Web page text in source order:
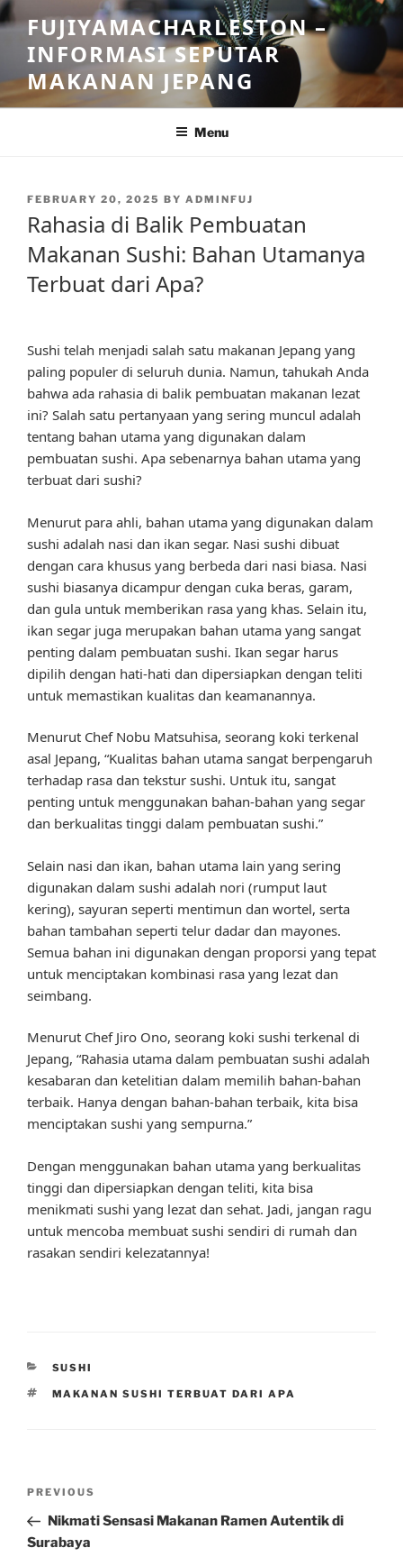
Skip
to
content
FUJIYAMACHARLESTON –
INFORMASI SEPUTAR
MAKANAN JEPANG
Menu
POSTED
FEBRUARY 20, 2025 BY ADMINFUJ
Rahasia di Balik Pembuatan
Makanan Sushi: Bahan Utamanya
Terbuat dari Apa?
Sushi telah menjadi salah satu makanan Jepang yang
paling populer di seluruh dunia. Namun, tahukah Anda
bahwa ada rahasia di balik pembuatan makanan lezat
ini? Salah satu pertanyaan yang sering muncul adalah
tentang bahan utama yang digunakan dalam
pembuatan sushi. Apa sebenarnya bahan utama yang
terbuat dari sushi?
Menurut para ahli, bahan utama yang digunakan dalam
sushi adalah nasi dan ikan segar. Nasi sushi dibuat
dengan cara khusus yang berbeda dari nasi biasa. Nasi
sushi biasanya dicampur dengan cuka beras, garam,
dan gula untuk memberikan rasa yang khas. Selain itu,
ikan segar juga merupakan bahan utama yang sangat
penting dalam pembuatan sushi. Ikan segar harus
dipilih dengan hati-hati dan dipersiapkan dengan teliti
untuk memastikan kualitas dan keamanannya.
Menurut Chef Nobu Matsuhisa, seorang koki terkenal
asal Jepang, “Kualitas bahan utama sangat berpengaruh
terhadap rasa dan tekstur sushi. Untuk itu, sangat
penting untuk menggunakan bahan-bahan yang segar
dan berkualitas tinggi dalam pembuatan sushi.”
Selain nasi dan ikan, bahan utama lain yang sering
digunakan dalam sushi adalah nori (rumput laut
kering), sayuran seperti mentimun dan wortel, serta
bahan tambahan seperti telur dadar dan mayones.
Semua bahan ini digunakan dengan proporsi yang tepat
untuk menciptakan kombinasi rasa yang lezat dan
seimbang.
Menurut Chef Jiro Ono, seorang koki sushi terkenal di
Jepang, “Rahasia utama dalam pembuatan sushi adalah
kesabaran dan ketelitian dalam memilih bahan-bahan
terbaik. Hanya dengan bahan-bahan terbaik, kita bisa
menciptakan sushi yang sempurna.”
Dengan menggunakan bahan utama yang berkualitas
tinggi dan dipersiapkan dengan teliti, kita bisa
menikmati sushi yang lezat dan sehat. Jadi, jangan ragu
untuk mencoba membuat sushi sendiri di rumah dan
rasakan sendiri kelezatannya!
CATEGORIES
SUSHI
TAGS
MAKANAN SUSHI TERBUAT DARI APA
Previous
Post
PREVIOUS
Nikmati Sensasi Makanan Ramen Autentik di
Surabaya